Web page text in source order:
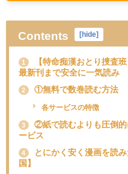
Contents [hide]
1
【特命痴漢おとり捜査
最新刊まで安全に一気読み
2 ①無料で数巻読む方法
各サービスの特徴
3
②紙で読むよりも圧倒的
ービス
4
とにかく安く漫画を読
国】